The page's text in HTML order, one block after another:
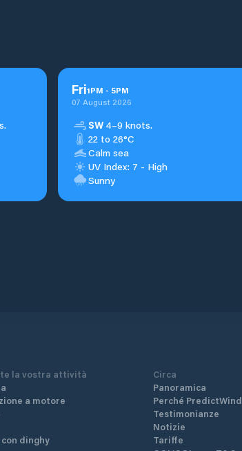
Fri1PM - 5PM
07 August 2026
SW 4–9 knots.
22 to 26°C
Calm sea
UV Index: 7 - High
Sunny
la vostra attività
a motore
dinghy
Circa
Panoramica
Perché PredictWind
Testimonianze
Notizie
Tariffe